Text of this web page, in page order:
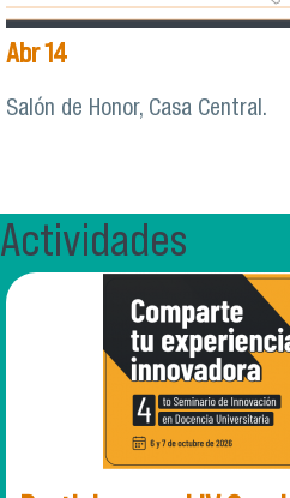
Abr14
Salón de Honor, Casa Central.
Actividades